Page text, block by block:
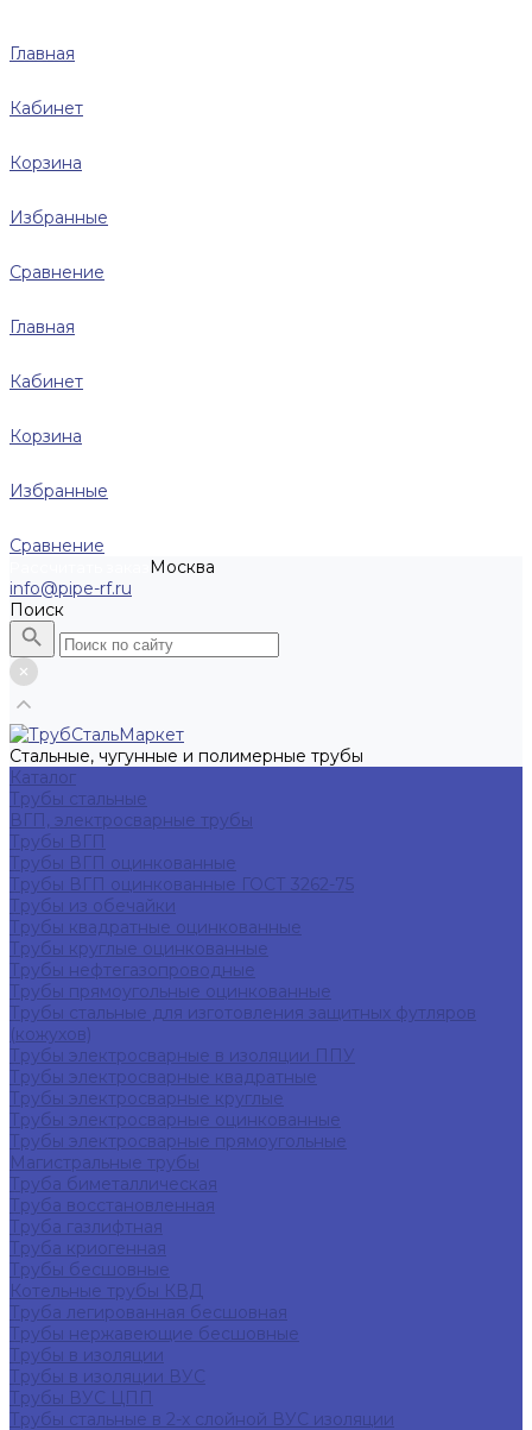
Главная
Кабинет
Корзина
Избранные
Сравнение
Главная
Кабинет
Корзина
Избранные
Сравнение
Москва
info@pipe-rf.ru
Поиск
Стальные, чугунные и полимерные трубы
Каталог
Трубы стальные
ВГП, электросварные трубы
Трубы ВГП
Трубы ВГП оцинкованные
Трубы ВГП оцинкованные ГОСТ 3262-75
Трубы из обечайки
Трубы квадратные оцинкованные
Трубы круглые оцинкованные
Трубы нефтегазопроводные
Трубы прямоугольные оцинкованные
Трубы стальные для изготовления защитных футляров
(кожухов)
Трубы электросварные в изоляции ППУ
Трубы электросварные квадратные
Трубы электросварные круглые
Трубы электросварные оцинкованные
Трубы электросварные прямоугольные
Магистральные трубы
Труба биметаллическая
Труба восстановленная
Труба газлифтная
Труба криогенная
Трубы бесшовные
Котельные трубы КВД
Труба легированная бесшовная
Трубы нержавеющие бесшовные
Трубы в изоляции
Трубы в изоляции ВУС
Трубы ВУС ЦПП
Трубы стальные в 2-х слойной ВУС изоляции